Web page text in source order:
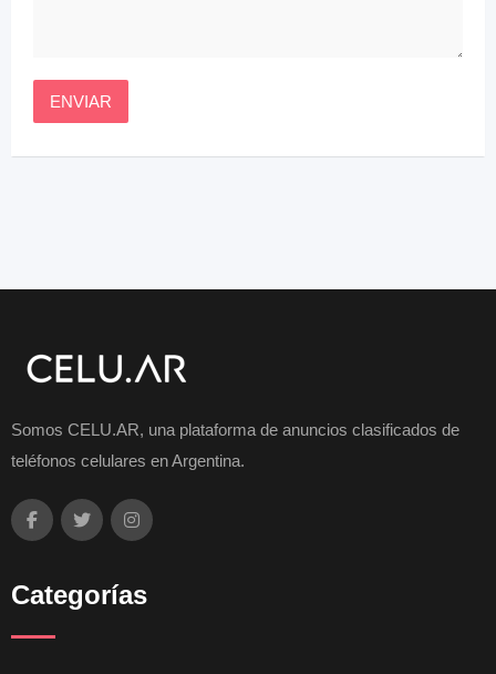
Somos CELU.AR, una plataforma de anuncios clasificados de
teléfonos celulares en Argentina.
Categorías